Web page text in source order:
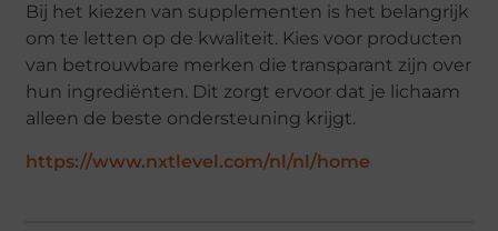
Bij het kiezen van supplementen is het belangrijk
om te letten op de kwaliteit. Kies voor producten
van betrouwbare merken die transparant zijn over
hun ingrediënten. Dit zorgt ervoor dat je lichaam
alleen de beste ondersteuning krijgt.
https://www.nxtlevel.com/nl/nl/home